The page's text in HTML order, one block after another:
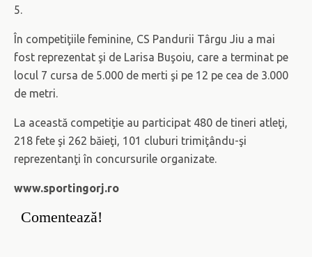
5.
În competiţiile feminine, CS Pandurii Târgu Jiu a mai
fost reprezentat şi de Larisa Buşoiu, care a terminat pe
locul 7 cursa de 5.000 de merti şi pe 12 pe cea de 3.000
de metri.
La această competiţie au participat 480 de tineri atleţi,
218 fete şi 262 băieţi, 101 cluburi trimiţându-şi
reprezentanţi în concursurile organizate.
www.sportingorj.ro
Comentează!